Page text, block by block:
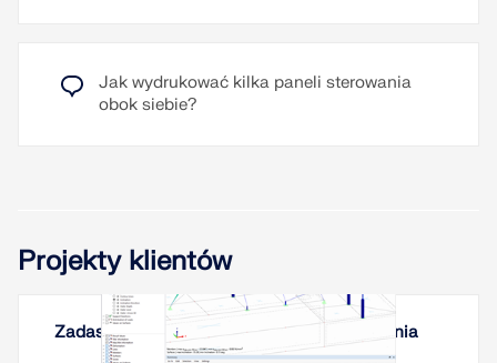
Jak wydrukować kilka paneli sterowania
obok siebie?
Projekty klientów
Zadaszenie membranowe w Erywaniu, Armenia